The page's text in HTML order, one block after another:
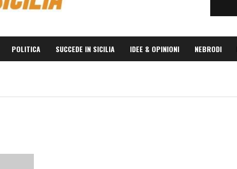
POLITICA SUCCEDE IN SICILIA IDEE & OPINIONI NEBRODI